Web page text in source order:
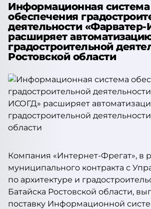
Информационная система
обеспечения
деятельности
расширяет
градостроительной
Ростовской области
Компания «Интернет-Фрегат», в
муниципального контракта с
по архитектуре и
Батайска Ростовской области,
поставку Информационной